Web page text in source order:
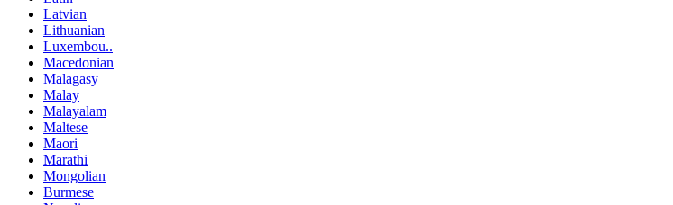
Latvian
Lithuanian
Luxembou..
Macedonian
Malagasy
Malay
Malayalam
Maltese
Maori
Marathi
Mongolian
Burmese